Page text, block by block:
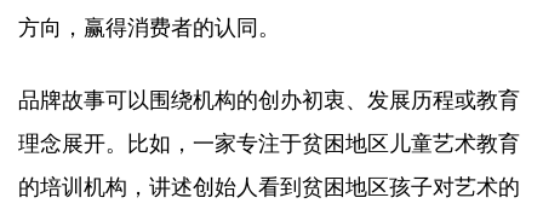
方向，赢得消费者的认同。​
品牌故事可以围绕机构的创办初衷、发展历程或教育
理念展开。比如，一家专注于贫困地区儿童艺术教育
的培训机构，讲述创始人看到贫困地区孩子对艺术的